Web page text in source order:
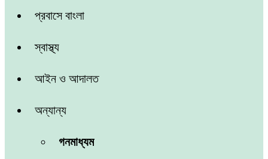
প্রবাসে বাংলা
স্বাস্থ্য
আইন ও আদালত
অন্যান্য
গনমাধ্যম